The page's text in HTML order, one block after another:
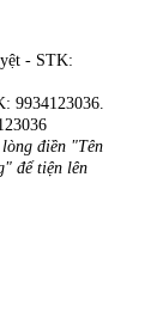
- STK:
9934123036.
điền "Tên
để tiện lên